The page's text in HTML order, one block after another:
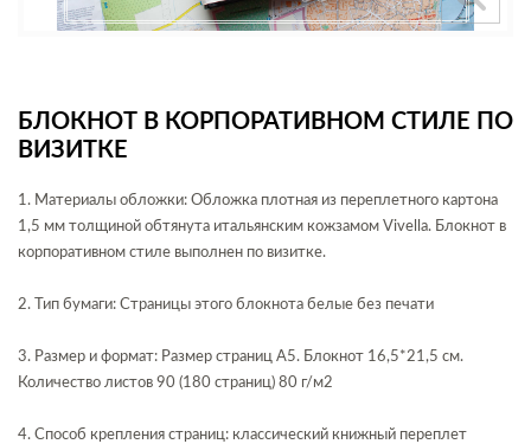
БЛОКНОТ В КОРПОРАТИВНОМ СТИЛЕ ПО
ВИЗИТКЕ
1. Материалы обложки: Обложка плотная из переплетного картона
1,5 мм толщиной обтянута итальянским кожзамом Vivella. Блокнот в
корпоративном стиле выполнен по визитке.
2. Тип бумаги: Страницы этого блокнота белые без печати
3. Размер и формат: Размер страниц А5. Блокнот 16,5*21,5 см.
Количество листов 90 (180 страниц) 80 г/м2
4. Способ крепления страниц: классический книжный переплет